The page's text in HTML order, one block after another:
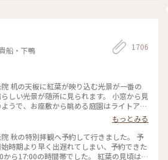
船・下鴨
1706
机の天板に紅葉が映り込む光景が一番の
しい光景が随所に見られます。 小窓から見
うで、お座敷から眺める庭園はライトアッ
す✨ 拝観が終わり、山門をくぐって振り返
くライトアップされていました🍁♥️
もっとみる
秋の特別拝観へ予約して行きました。 予
時期より早く出遅れてしまい、予約できた
ら17:00の時間帯でした。 紅葉の見頃はど